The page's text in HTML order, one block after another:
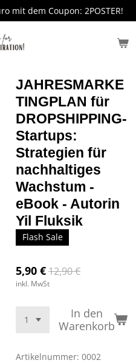
mit dem Coupon: 2POSTER!
JAHRESMARKE
TINGPLAN für
DROPSHIPPING-
Startups:
Strategien für
nachhaltiges
Wachstum -
eBook - Autorin
Yil Fluksik
Flash Sale
5,90 €12,90 €
inkl. MwSt
In den
Warenkorb
Artikelnummer: 0002